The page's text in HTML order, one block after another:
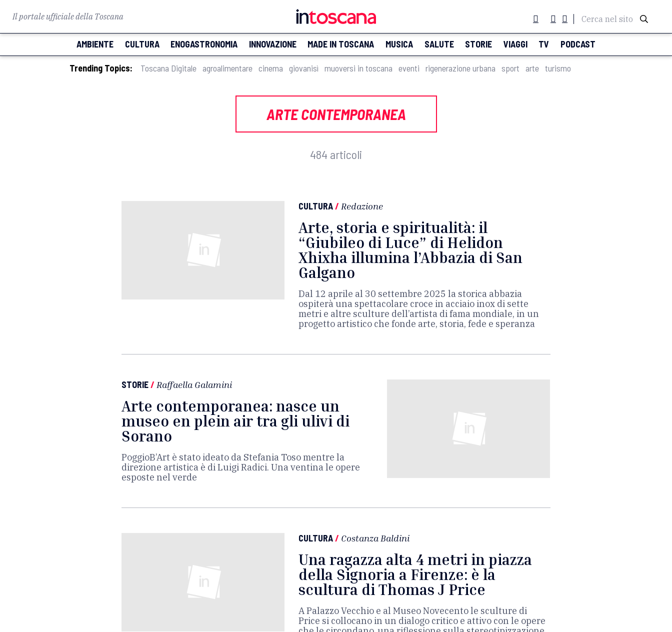
Il portale ufficiale della Toscana Cerca nel sito
AMBIENTE CULTURA ENOGASTRONOMIA INNOVAZIONE MADE IN TOSCANA MUSICA SALUTE STORIE VIAGGI TV PODCAST
Trending Topics: Toscana Digitale agroalimentare cinema giovanisì muoversi in toscana eventi rigenerazione urbana sport arte turismo
ARTE CONTEMPORANEA
484 articoli
CULTURA/ Redazione
Arte, storia e spiritualità: il
“Giubileo di Luce” di Helidon
Xhixha illumina l’Abbazia di San
Galgano
Dal 12 aprile al 30 settembre 2025 la storica abbazia
ospiterà una spettacolare croce in acciaio inox di sette
metri e altre sculture dell’artista di fama mondiale, in un
progetto artistico che fonde arte, storia, fede e speranza
STORIE/ Raffaella Galamini
Arte contemporanea: nasce un
museo en plein air tra gli ulivi di
Sorano
PoggioB’Art è stato ideato da Stefania Toso mentre la
direzione artistica è di Luigi Radici. Una ventina le opere
esposte nel verde
CULTURA/ Costanza Baldini
Una ragazza alta 4 metri in piazza
della Signoria a Firenze: è la
scultura di Thomas J Price
A Palazzo Vecchio e al Museo Novecento le sculture di
Price si collocano in un dialogo critico e attivo con le opere